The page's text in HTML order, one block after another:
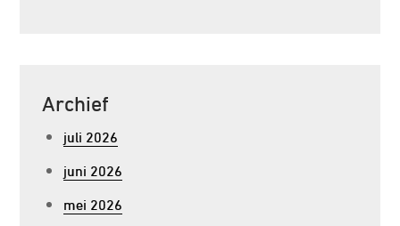
Archief
juli 2026
juni 2026
mei 2026